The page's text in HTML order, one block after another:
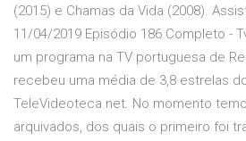
(2015) e Chamas da Vida (2008).
11/04/2019 Episódio 186 Completo -
um programa na TV portuguesa de
recebeu uma média de 3,8 estrelas
TeleVideoteca.net. No momento
arquivados, dos quais o primeiro foi